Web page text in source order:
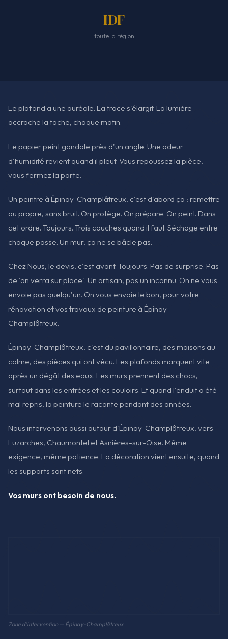
IDF
toute la région
Le plafond a une auréole. La trace s'élargit. La lumière
accroche la tache, chaque matin.
Le papier peint gondole près d'un angle. Une odeur
d'humidité revient quand il pleut. Vous repoussez la pièce,
vous fermez la porte.
Un peintre à Épinay-Champlâtreux, c'est d'abord ça : remettre
au propre, sans bruit. On protège. On prépare. On peint. Dans
cet ordre. Toujours. Trois couches quand il faut. Séchage entre
chaque passe. Un mur, ça ne se bâcle pas.
Chez Nous, le devis, c'est avant. Toujours. Pas de surprise. Pas
de 'on verra sur place'. Un artisan, pas un inconnu. On ne vous
envoie pas quelqu'un. On vous envoie le bon, pour votre
rénovation et vos travaux de peinture à Épinay-
Champlâtreux.
Épinay-Champlâtreux, c'est du pavillonnaire, des maisons au
calme, des pièces qui ont vécu. Les plafonds marquent vite
après un dégât des eaux. Les murs prennent des chocs,
surtout dans les entrées et les couloirs. Et quand l'enduit a été
mal repris, la peinture le raconte pendant des années.
Nous intervenons aussi autour d'Épinay-Champlâtreux, vers
Luzarches, Chaumontel et Asnières-sur-Oise. Même
exigence, même patience. La décoration vient ensuite, quand
les supports sont nets.
Vos murs ont besoin de nous.
Zone d'intervention — Épinay-Champlâtreux